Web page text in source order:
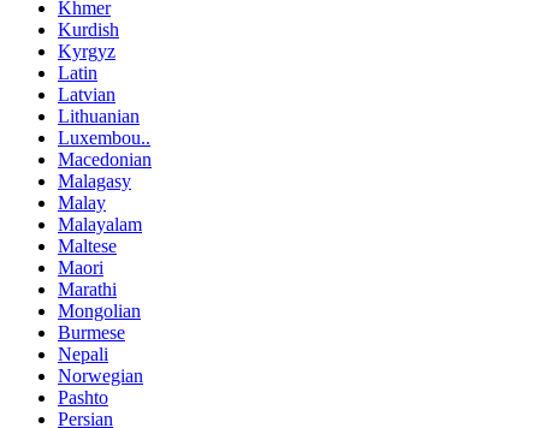
Khmer
Kurdish
Kyrgyz
Latin
Latvian
Lithuanian
Luxembou..
Macedonian
Malagasy
Malay
Malayalam
Maltese
Maori
Marathi
Mongolian
Burmese
Nepali
Norwegian
Pashto
Persian